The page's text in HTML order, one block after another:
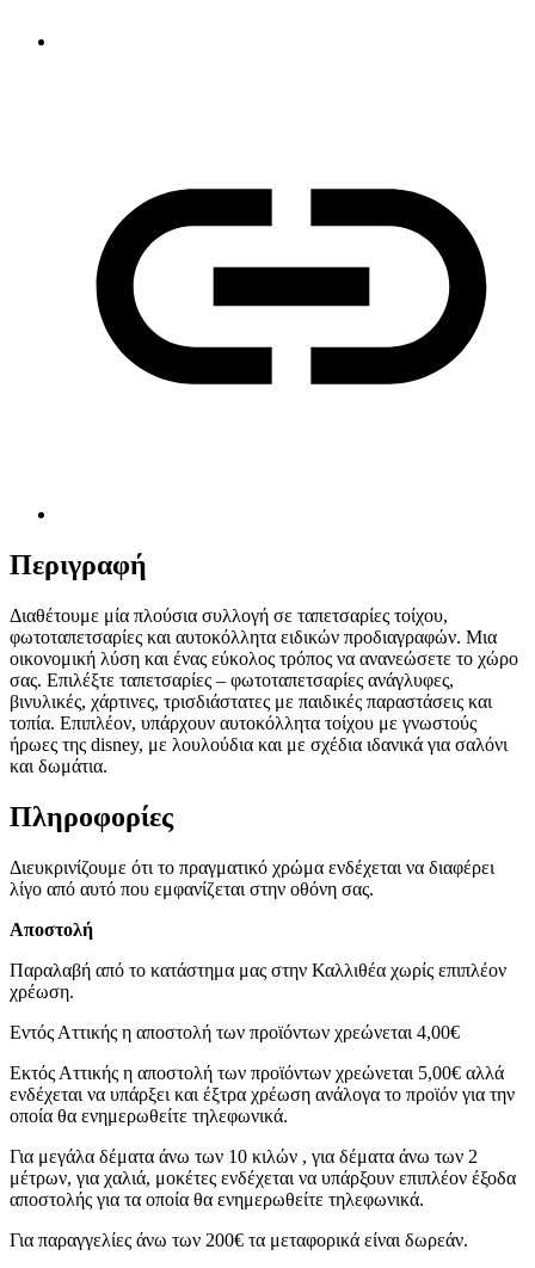
Περιγραφή
Διαθέτουμε μία πλούσια συλλογή σε ταπετσαρίες τοίχου,
φωτοταπετσαρίες και αυτοκόλλητα ειδικών προδιαγραφών. Μια
οικονομική λύση και ένας εύκολος τρόπος να ανανεώσετε το χώρο
σας. Επιλέξτε ταπετσαρίες – φωτοταπετσαρίες ανάγλυφες,
βινυλικές, χάρτινες, τρισδιάστατες με παιδικές παραστάσεις και
τοπία. Επιπλέον, υπάρχουν αυτοκόλλητα τοίχου με γνωστούς
ήρωες της disney, με λουλούδια και με σχέδια ιδανικά για σαλόνι
και δωμάτια.
Πληροφορίες
Διευκρινίζουμε ότι το πραγματικό χρώμα ενδέχεται να διαφέρει
λίγο από αυτό που εμφανίζεται στην οθόνη σας.
Αποστολή
Παραλαβή από το κατάστημα μας στην Καλλιθέα χωρίς επιπλέον
χρέωση.
Εντός Αττικής η αποστολή των προϊόντων χρεώνεται 4,00€
Εκτός Αττικής η αποστολή των προϊόντων χρεώνεται 5,00€ αλλά
ενδέχεται να υπάρξει και έξτρα χρέωση ανάλογα το προϊόν για την
οποία θα ενημερωθείτε τηλεφωνικά.
Για μεγάλα δέματα άνω των 10 κιλών , για δέματα άνω των 2
μέτρων, για χαλιά, μοκέτες ενδέχεται να υπάρξουν επιπλέον έξοδα
αποστολής για τα οποία θα ενημερωθείτε τηλεφωνικά.
Για παραγγελίες άνω των 200€ τα μεταφορικά είναι δωρεάν.